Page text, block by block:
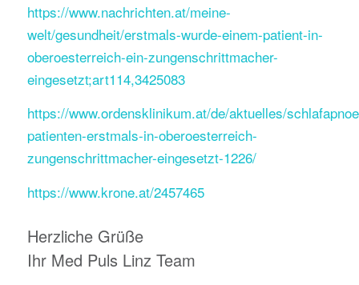
https://www.nachrichten.at/meine-
welt/gesundheit/erstmals-wurde-einem-patient-in-
oberoesterreich-ein-zungenschrittmacher-
eingesetzt;art114,3425083
https://www.ordensklinikum.at/de/aktuelles/
patienten-erstmals-in-oberoesterreich-
zungenschrittmacher-eingesetzt-1226/
https://www.krone.at/2457465
Herzliche Grüße
Ihr Med Puls Linz Team